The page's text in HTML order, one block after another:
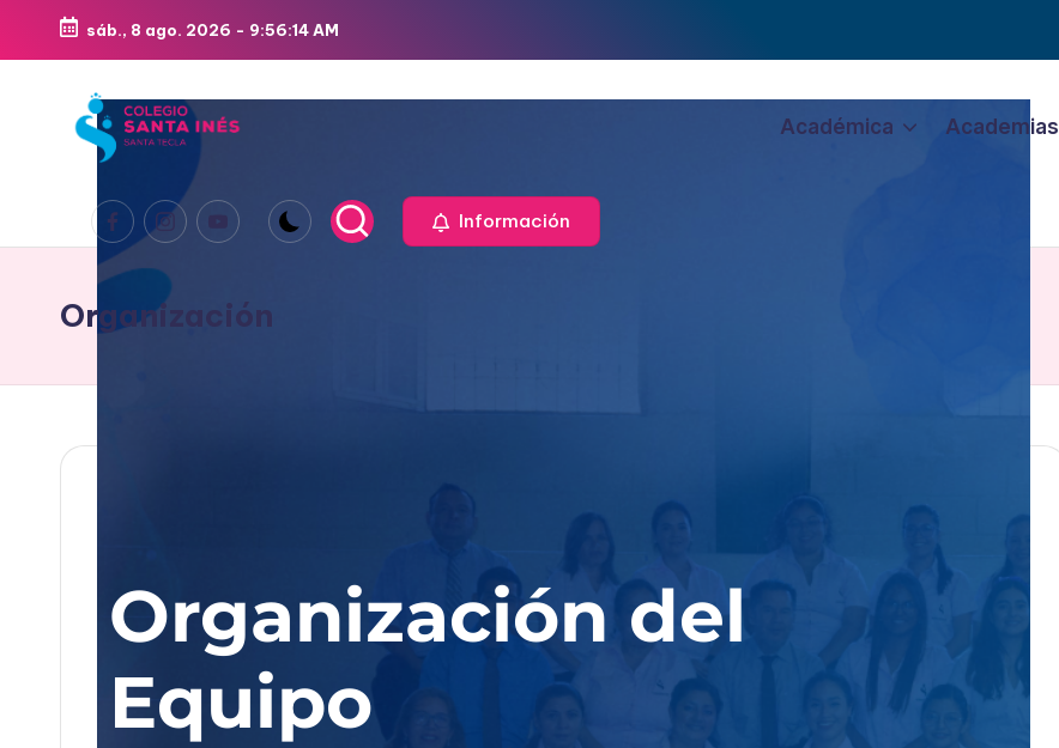
Saltar
contenido
sáb., 8 ago. 2026 - 9:56:15 AM
Académica Academias
Información
Organización
Organización del
Equipo